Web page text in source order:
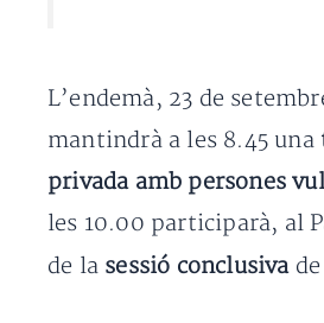
L’endemà, 23 de
mantindrà a les 8.45 una
privada amb persones
les 10.00 participarà, al
de la sessió conclusiva